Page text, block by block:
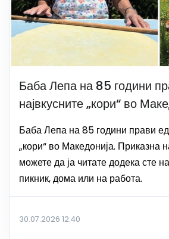
Баба Лепа на 85 години
највкусните „кори“ во
Баба Лепа на 85 години прави
„кори“ во Македонија. Приказна
можете да ја читате додека сте
пикник, дома или на работа.
30.07.2026 12:40